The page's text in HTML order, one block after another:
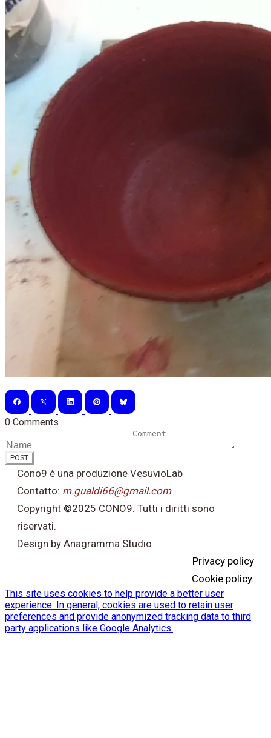
0 Comments
POST
Cono9 è una produzione VesuvioLab
Contatto: m.gualdi66@gmail.com
Copyright ©2025 CONO9. Tutti i diritti sono
riservati.
Design by Anagramma Studio
Privacy policy
Cookie policy.
This site uses cookies to help provide a better user
experience. In general, cookies are used to retain user
preferences and provide anonymized tracking data to third
party applications like Google Analytics.